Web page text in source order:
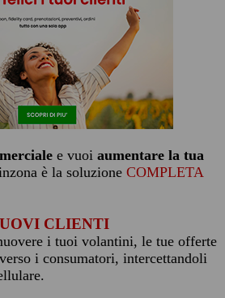
e vuoi aumentare la tua
è la soluzione COMPLETA
CLIENTI
i tuoi volantini, le tue offerte
i consumatori, intercettandoli